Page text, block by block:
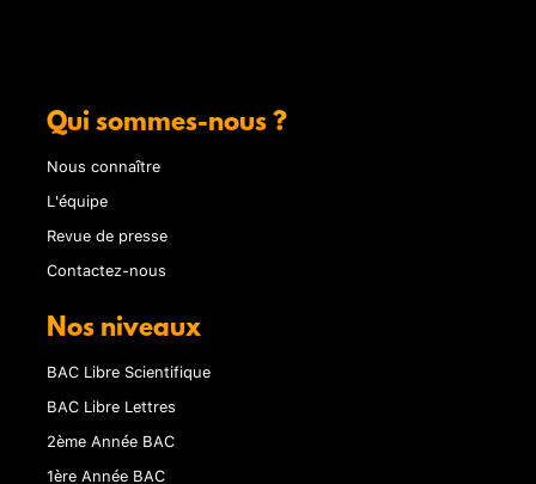
Qui sommes-nous ?
Nous connaître
L'équipe
Revue de presse
Contactez-nous
Nos niveaux
BAC Libre Scientifique
BAC Libre Lettres
2ème Année BAC
1ère Année BAC